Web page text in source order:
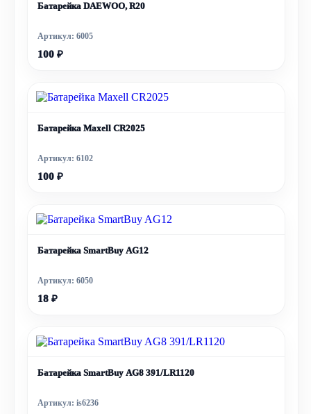
Батарейка DAEWOO, R20
Артикул: 6005
100 ₽
Батарейка Maxell CR2025
Артикул: 6102
100 ₽
Батарейка SmartBuy AG12
Артикул: 6050
18 ₽
Батарейка SmartBuy AG8 391/LR1120
Артикул: is6236